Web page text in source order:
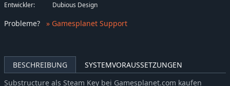
BESCHREIBUNG
SYSTEMVORAUSSETZUNGEN
Substructure als Steam Key bei Gamesplanet.com kaufen
Entwickler:
Dubious Design
Probleme? » Gamesplanet Support